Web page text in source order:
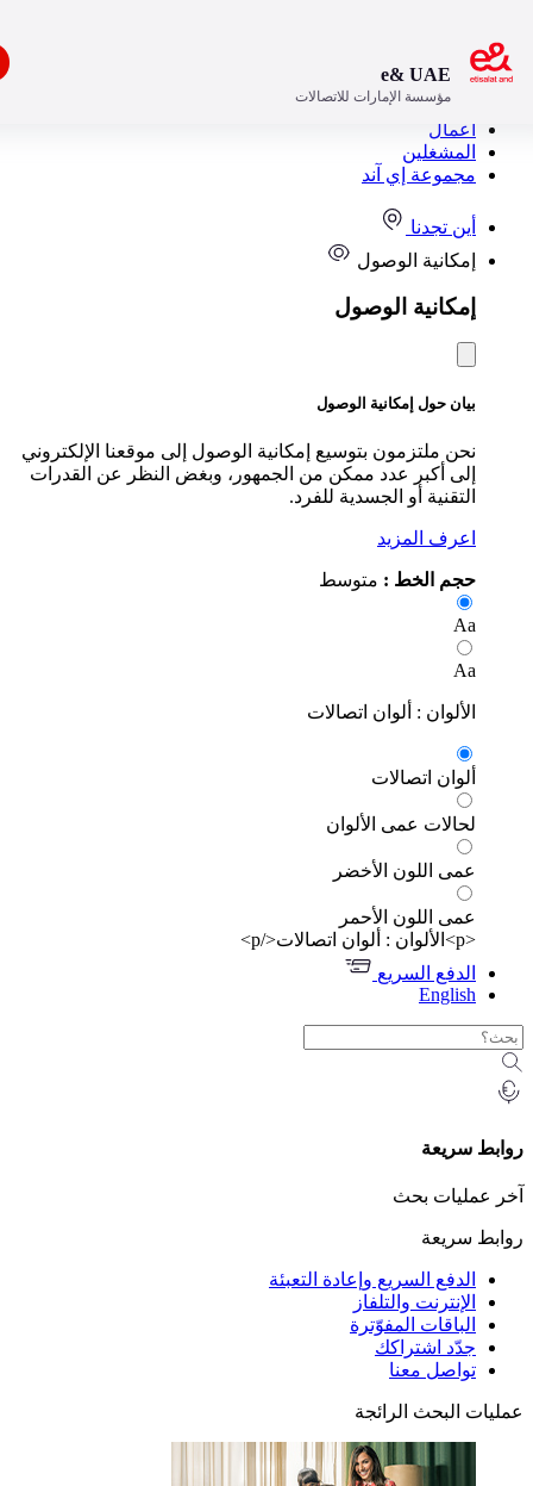
إي آند
تجدنا
الوصول
الوصول
حول إمكانية الوصول
ملتزمون بتوسيع إمكانية الوصول إلى موقعنا الإلكتروني
أكبر عدد ممكن من الجمهور، وبغض النظر عن القدرات
أو الجسدية للفرد.
المزيد
الخط :متوسط
: ألوان اتصالات
اتصالات
عمى الألوان
اللون الأخضر
اللون الأحمر
السريع
بحث
السريع وإعادة التعبئة
والتلفاز
المفوّترة
اشتراكك
معنا
الرائجة
e& UAE
مؤسسة الإمارات للاتصالات